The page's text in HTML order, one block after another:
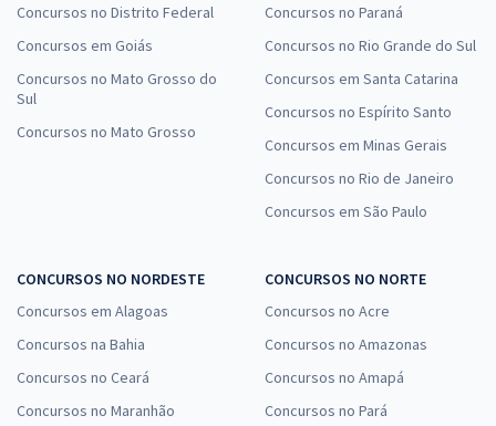
Concursos no Distrito Federal
Concursos em Goiás
Concursos no Mato Grosso do
Sul
Concursos no Mato Grosso
Concursos no Paraná
Concursos no Rio Grande do Sul
Concursos em Santa Catarina
Concursos no Espírito Santo
Concursos em Minas Gerais
Concursos no Rio de Janeiro
Concursos em São Paulo
CONCURSOS NO NORDESTE
Concursos em Alagoas
Concursos na Bahia
Concursos no Ceará
Concursos no Maranhão
CONCURSOS NO NORTE
Concursos no Acre
Concursos no Amazonas
Concursos no Amapá
Concursos no Pará